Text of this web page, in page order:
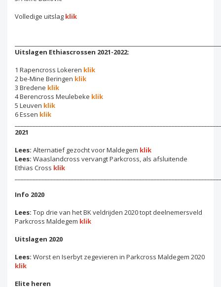
Volledige uitslag klik
Uitslagen Ethiascrossen 2021-2022:
1 Rapencross Lokeren klik
2 be-Mine Beringen klik
3 Bredene klik
4 Berencross Meulebeke klik
5 Leuven klik
6 Essen klik
2021
Lees: Alternatief gezocht voor Maldegem klik
Lees: Waaslandcross vervangt Parkcross, als afsluitende
Ethias Cross klik
Info 2020
Lees: Top drie van het BK veldrijden 2020 topt deelnemersveld
Parkcross Maldegem klik
Uitslagen 2020
Lees: Worst en Iserbyt zegevieren in Parkcross Maldegem 2020
klik
Elite heren